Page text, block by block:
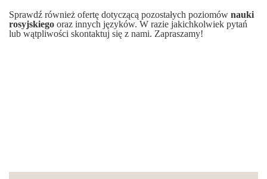
Sprawdź również ofertę dotyczącą pozostałych poziomów nauki
rosyjskiego oraz innych języków. W razie jakichkolwiek pytań
lub wątpliwości skontaktuj się z nami. Zapraszamy!